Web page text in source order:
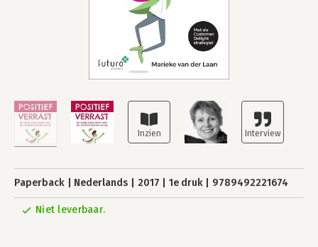
Paperback Nederlands 2017 1e druk 9789492221674
Niet leverbaar.